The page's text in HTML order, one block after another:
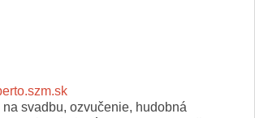
na svadbu, ozvučenie, hudobná